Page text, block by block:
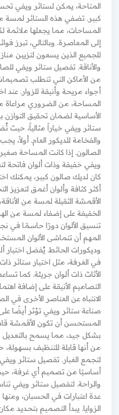
المتاحة، يمكن لستائر ويفي
كبير. تضفي هذه الستائر لمسة من
المساحات، مما يجعلها ملائمة
إلى المعاصرة. وبالتالي، تبرز
للجميع الذين يسعون لتزيين
والأناقة. تفصيل ستائر ويفي
من الأماكن التي تتطلب
أجواء مريحة وأنيقة للزوار. عند
المساحة، من الضروري مراعاة
الأساسية لضمان تحقيق التوازن
ستائر ويفي خياراً مثالياً، حيث
والفخامة للديكور العام. أولاً،
الصالون. إذا كانت المساحة
ويفي خفيفة وذات ألوان فاتحة
كان لديك صالون كبير، يمكنك
أكثر كثافة وألوان أغمق لتعزيز
الأقمشة الثقيلة لمسة من
الخفيفة على إضفاء لمسة من الهواء
تنسيق الألوان دورًا حاسمًا في
المهم أن تتماشى الألوان
وديكورات الحائط. يُفضل اختيار
في الغرفة، مثل اختيار ستائر
الأثاث ذات ألوان جريئة. كما
التصاميم الأنيقة على إضافة
الانتباه عن العناصر الأخرى في
صناعة ستائر ويفي تؤثر أيضًا على
المستحسن أن تكون الأقمشة
بشكل جيد، مما يسمح بالتعديل
من أنها قابلة للتنظيف بسهولة،
لتجمع الغبار. تفصيل ستائر ويفي
أساسيًا من تصميم أي غرفة،
والراحة. لتفصيل ستائر ويفي
عدة اعتبارات في الحسبان،
الزوايا. يبدأ التصميم بتحديد